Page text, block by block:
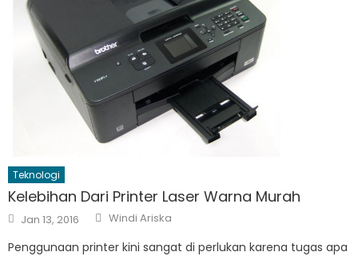
Teknologi
Kelebihan Dari Printer Laser Warna Murah
Posted
on
Jan 13, 2016 Author
Windi Ariska
Penggunaan printer kini sangat di perlukan karena tugas apa